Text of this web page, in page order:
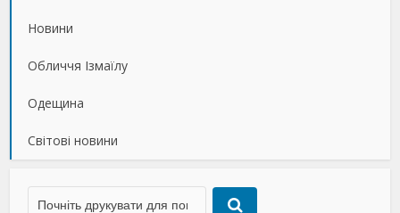
Новини
Обличчя Ізмаїлу
Одещина
Світові новини